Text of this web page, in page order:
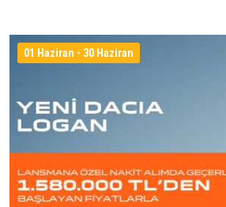
01 Haziran - 30 Haziran